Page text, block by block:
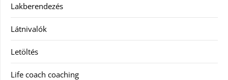
Lakberendezés
Látnivalók
Letöltés
Life coach coaching